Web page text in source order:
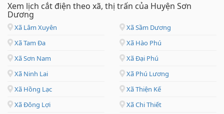
Xem lịch cắt điện theo xã, thị trấn của Huyện Sơn
Dương
Xã Lâm Xuyên
Xã Sầm Dương
Xã Tam Đa
Xã Hào Phú
Xã Sơn Nam
Xã Đại Phú
Xã Ninh Lai
Xã Phú Lương
Xã Hồng Lạc
Xã Thiện Kế
Xã Đông Lợi
Xã Chi Thiết